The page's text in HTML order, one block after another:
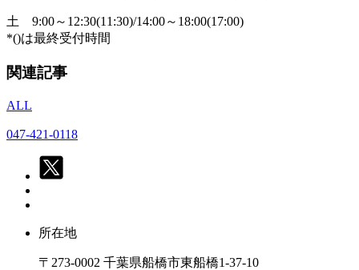
土 9:00～12:30(11:30)/14:00～18:00(17:00)
*()は最終受付時間
関連記事
ALL
047-421-0118
所在地
〒273-0002 千葉県船橋市東船橋1-37-10